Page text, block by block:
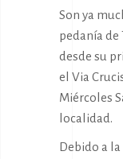
Son ya
pedanía
desde su
el Via
Miércoles
localidad.
Debido a